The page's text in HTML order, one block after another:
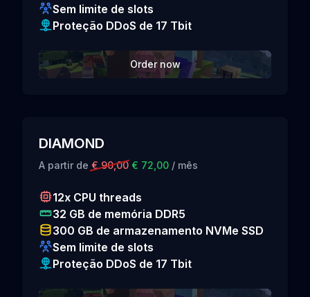
Sem limite de slots
Proteção DDoS de 17 Tbit
Order now
DIAMOND
A partir de € 90,00 € 72,00 / mês
12x CPU threads
32 GB de memória DDR5
300 GB de armazenamento NVMe SSD
Sem limite de slots
Proteção DDoS de 17 Tbit